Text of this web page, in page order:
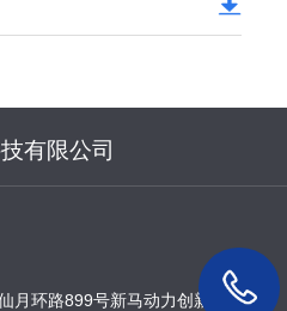
有限公司
月环路899号新马动力创新园动